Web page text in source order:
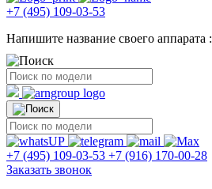
+7 (495) 109-03-53
Напишите название своего аппарата :
+7 (495) 109-03-53 +7 (916) 170-00-28
Заказать звонок